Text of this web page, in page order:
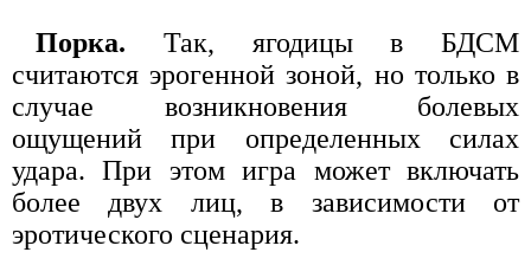
Порка. Так, ягодицы в БДСМ
считаются эрогенной зоной, но только в
случае возникновения болевых
ощущений при определенных силах
удара. При этом игра может включать
более двух лиц, в зависимости от
эротического сценария.